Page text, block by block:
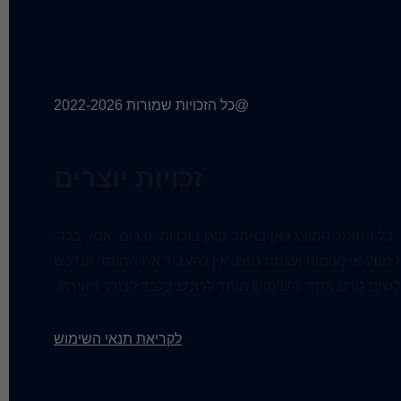
@כל הזכויות שמורות 2022-2026
לקריאת תנאי השימוש